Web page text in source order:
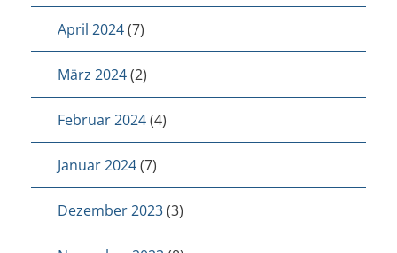
April 2024(7)
März 2024(2)
Februar 2024(4)
Januar 2024(7)
Dezember 2023(3)